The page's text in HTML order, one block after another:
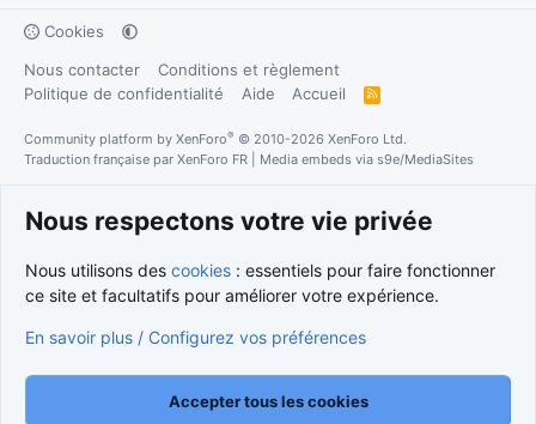
Cookies
Nous contacter
Conditions et règlement
Politique de confidentialité
Aide Accueil
R
S
Community platform by XenForo® © 2010-2026 XenForo Ltd.
Traduction française par XenForo FR Media embeds via s9e/MediaSites
Nous respectons votre vie privée
Nous utilisons des cookies : essentiels pour faire fonctionner
ce site et facultatifs pour améliorer votre expérience.
En savoir plus / Configurez vos préférences
Accepter tous les cookies